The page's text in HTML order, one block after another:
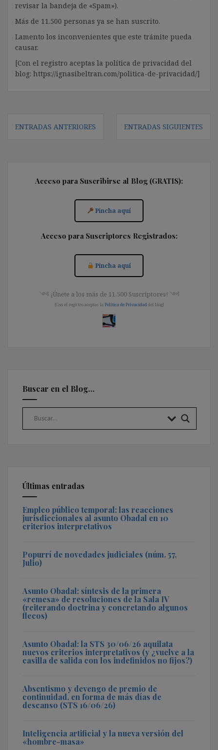
revisar la bandeja de «Spam»).
Más de 11.500 personas ya se han suscrito.
Lamento los inconvenientes que este trámite pueda
causar.
[Con el registro aceptas la política de privacidad del
blog: https://ignasibeltran.com/politica-de-privacidad/]
de
ENTRADAS ANTERIORES ENTRADAS SIGUIENTES
Acceso para Suscribirse al Blog (GRATIS):
Pincha aquí
Acceso para Suscriptores Registrados:
Pincha aquí
༺ ¡Únete a los más de 11.500 Suscriptores! ༺
[Con el registro aceptas la Política de Privacidad del blog]
Buscar en el Blog…
Últimas entradas
Empleo público temporal: las reacciones
jurisdiccionales al asunto Obadal en 10
criterios interpretativos
Popurrí de novedades judiciales (núm. 57,
Julio)
Asunto Obadal: síntesis de la primera
«remesa» de resoluciones de la Sala IV
(reiterando doctrina y concretando algunos
flecos)
Asunto Obadal: la STS 30/06/26 aquilata
nuevos criterios interpretativos (y ¿vuelve a la
casilla de salida con los indefinidos no fijos?)
Absentismo y devengo de premio de
continuidad, en forma de más días de
descanso (STS 16/06/26)
Inteligencia artificial y la nueva versión del
«hombre-masa»